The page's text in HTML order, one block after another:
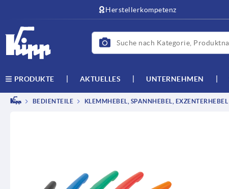
Herstellerkompetenz
PRODUKTE AKTUELLES UNTERNEHMEN
BEDIENTEILE KLEMMHEBEL, SPANNHEBEL, EXZENTERHEBEL